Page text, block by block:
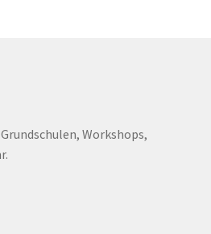
Workshops,